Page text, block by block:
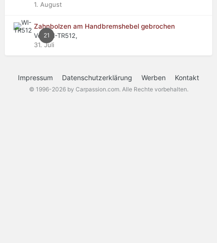
1. August
21
Zahnbolzen am Handbremshebel gebrochen
Von WI-TR512,
31. Juli
Impressum Datenschutzerklärung Werben Kontakt
© 1996-2026 by Carpassion.com. Alle Rechte vorbehalten.